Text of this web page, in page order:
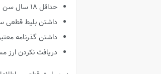
حداقل ۱۸ سال سن
داشتن بلیط قطعی
داشتن گذرنامه
دریافت نکردن ارز مسافرتی